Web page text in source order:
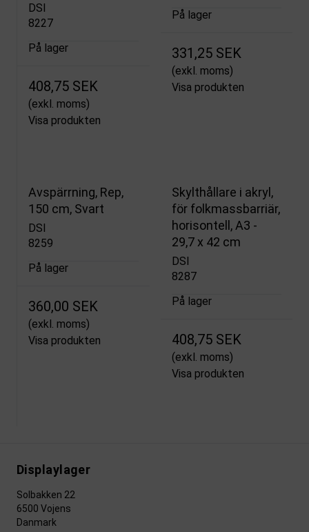
DSI
8227
På lager
408,75 SEK
(exkl. moms)
Visa produkten
På lager
331,25 SEK
(exkl. moms)
Visa produkten
Avspärrning, Rep,
150 cm, Svart
DSI
8259
På lager
360,00 SEK
(exkl. moms)
Visa produkten
Skylthållare i akryl,
för folkmassbarriär,
horisontell, A3 -
29,7 x 42 cm
DSI
8287
På lager
408,75 SEK
(exkl. moms)
Visa produkten
Displaylager
Solbakken 22
6500 Vojens
Danmark